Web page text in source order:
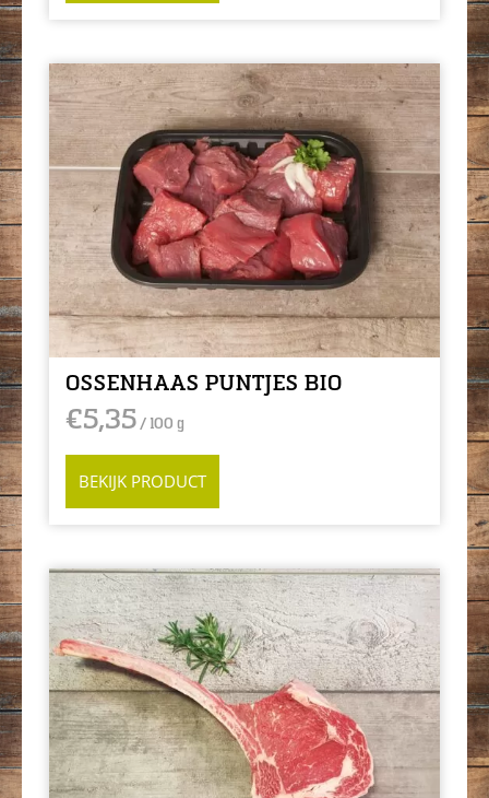
OSSENHAAS PUNTJES BIO
€5,35/ 100 g
BEKIJK PRODUCT